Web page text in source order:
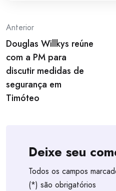
Post
navigation
Anterior
Douglas Willkys reúne
com a PM para
discutir medidas de
segurança em
Timóteo
Deixe seu
Todos os campos
(*) são obrigatórios